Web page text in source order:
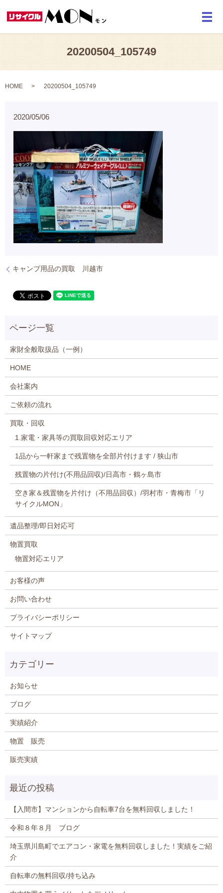
メ
20200504_105749
HOME 20200504_105749
2020/05/06
キャンプ用品の買取 川越市
家財全般取扱品（一例）
HOME
会社案内
ご依頼の流れ
買取・回収
1.家電・家具等の買取回収対応エリア
1品から一軒家まで残置物を全部片付けます / 狭山市
残置物の片付け(不用品回収)/日高市・鶴ヶ島市
空き家＆残置物を片付け（不用品回収）/羽村市・青梅市「リ
サイクルMON」
遺品整理/即日対応可
物置買取
物置対応エリア
お客様の声
お問い合わせ
プライバシーポリシー
サイトマップ
お知らせ
ブログ
実績紹介
物置 販売
販売実績
【入間市】マンションから自転車7台を無料回収しました！
令和８年８月 ブログ
埼玉県川島町でエアコン・家電を無料回収しました！実績をご紹
介
自転車の無料回収/持ち込み